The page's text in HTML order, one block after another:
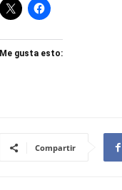
Me gusta esto:
Compartir